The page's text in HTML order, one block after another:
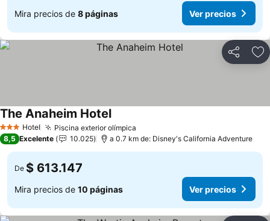
Mira precios de 8 páginas Ver precios
Compartir
3 Estrellas
Hotel Piscina exterior olímpica
The Anaheim Hotel
8,5 Excelente 10.025 a 0.7 km de: Disney's California Adventure
De $ 613.147
Mira precios de 10 páginas Ver precios